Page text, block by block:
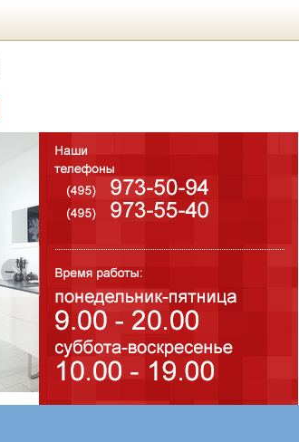
Бренд:Decorados
Коллекция:Porcelanosa